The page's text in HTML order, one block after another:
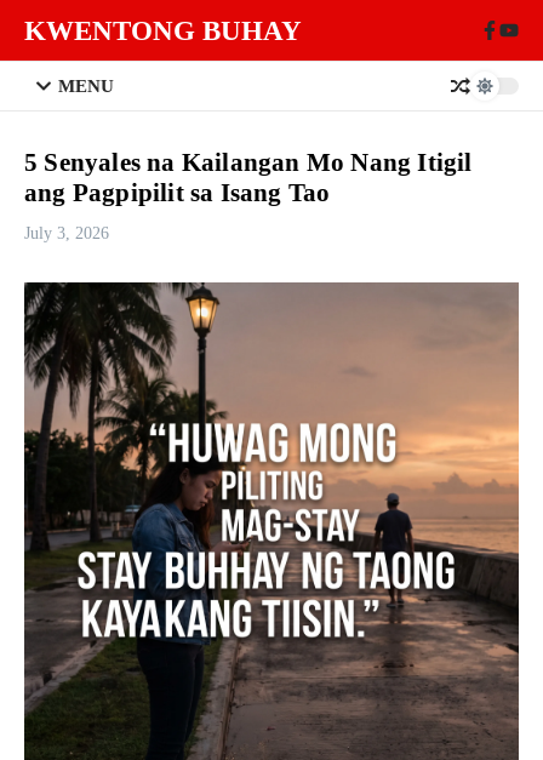
KWENTONG BUHAY
MENU
5 Senyales na Kailangan Mo Nang Itigil
ang Pagpipilit sa Isang Tao
July 3, 2026